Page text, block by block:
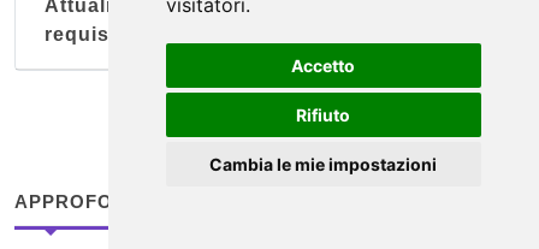
visitatori.
Accetto
Rifiuto
Cambia le mie impostazioni
Attualmente nessun soggetto con questi
requisiti
APPROFONDIMENTI